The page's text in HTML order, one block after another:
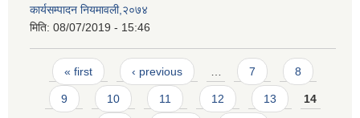
कार्यसम्पादन नियमावली,२०७४
मिति: 08/07/2019 - 15:46
Pages
« first ‹ previous 7 8
9 10 11 12 13 14